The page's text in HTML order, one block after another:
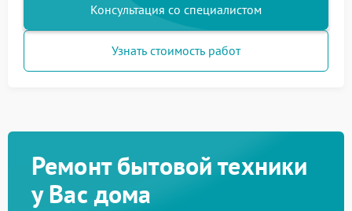
Консультация со специалистом
Узнать стоимость работ
Ремонт бытовой техники
у Вас дома